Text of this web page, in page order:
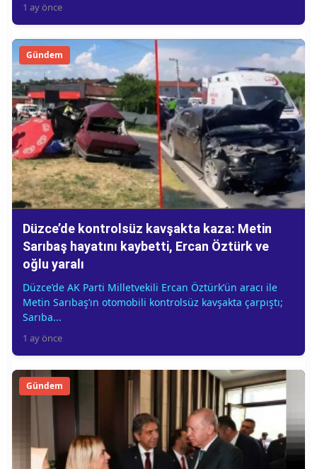
1 ay önce
Gündem
Düzce’de kontrolsüz kavşakta kaza: Metin
Sarıbaş hayatını kaybetti, Ercan Öztürk ve
oğlu yaralı
Düzce’de AK Parti Milletvekili Ercan Öztürk’ün aracı ile
Metin Sarıbaş’ın otomobili kontrolsüz kavşakta çarpıştı;
Sarıba...
1 ay önce
Gündem